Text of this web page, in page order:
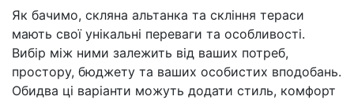
Як бачимо, скляна альтанка та скління тераси
мають свої унікальні переваги та особливості.
Вибір між ними залежить від ваших потреб,
простору, бюджету та ваших особистих вподобань.
Обидва ці варіанти можуть додати стиль, комфорт